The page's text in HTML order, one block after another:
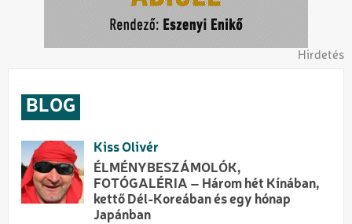
Hirdetés
BLOG
Kiss Olivér
ÉLMÉNYBESZÁMOLÓK,
FOTÓGALÉRIA – Három hét Kínában,
kettő Dél-Koreában és egy hónap
Japánban